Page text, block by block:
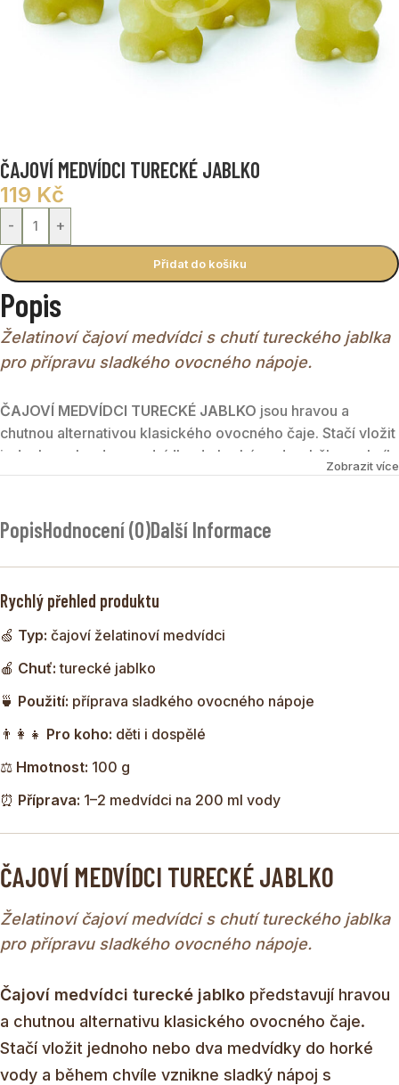
ČAJOVÍ MEDVÍDCI TURECKÉ JABLKO
119 Kč
- +
Přidat do košíku
Popis
Želatinoví čajoví medvídci s chutí tureckého jablka
pro přípravu sladkého ovocného nápoje.
ČAJOVÍ MEDVÍDCI TURECKÉ JABLKO jsou hravou a
chutnou alternativou klasického ovocného čaje. Stačí vložit
jednoho nebo dva medvídky do horké vody a během chvíle
vznikne sladký nápoj s příjemnou jablečnou chutí. Medvídci
chtějí dopřát rychlý a voňavý ovocný nápoj.
Zobrazit více
PopisHodnocení (0)Další Informace
Rychlý přehled produktu
🍏 Typ: čajoví želatinoví medvídci
🍎 Chuť: turecké jablko
🍵 Použití: příprava sladkého ovocného nápoje
👨‍👩‍👧 Pro koho: děti i dospělé
⚖️ Hmotnost: 100 g
⏰ Příprava: 1–2 medvídci na 200 ml vody
ČAJOVÍ MEDVÍDCI TURECKÉ JABLKO
Želatinoví čajoví medvídci s chutí tureckého jablka
pro přípravu sladkého ovocného nápoje.
Čajoví medvídci turecké jablko představují hravou
a chutnou alternativu klasického ovocného čaje.
Stačí vložit jednoho nebo dva medvídky do horké
vody a během chvíle vznikne sladký nápoj s